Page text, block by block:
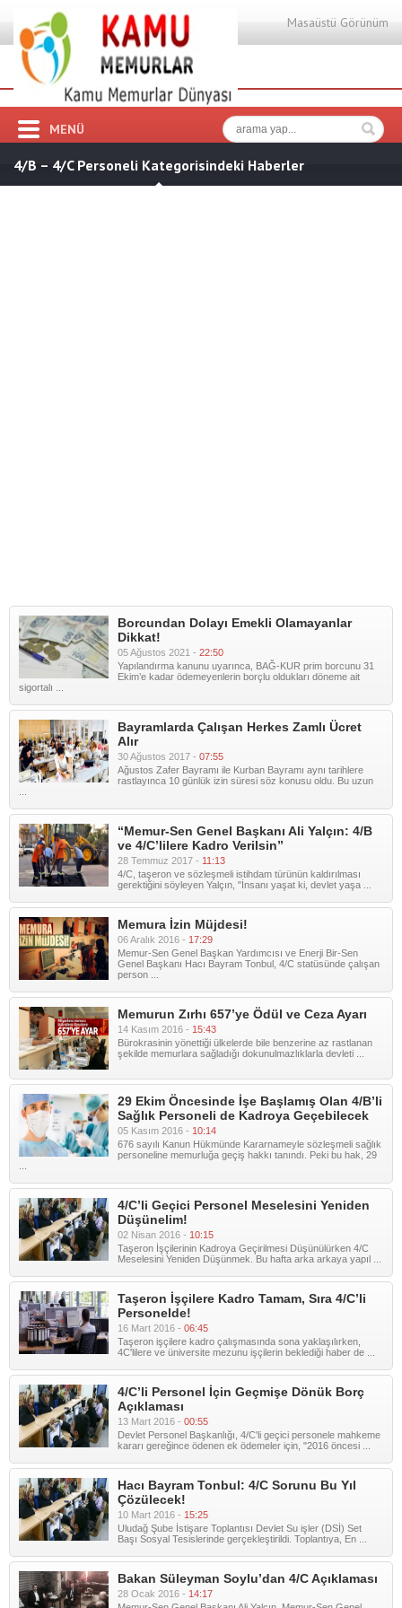
Masaüstü Görünüm
MENÜ
4/B – 4/C Personeli Kategorisindeki Haberler
Borcundan Dolayı Emekli Olamayanlar
Dikkat!
05 Ağustos 2021 - 22:50
Yapılandırma kanunu uyarınca, BAĞ-KUR prim borcunu 31
Ekim’e kadar ödemeyenlerin borçlu oldukları döneme ait
sigortalı ...
Bayramlarda Çalışan Herkes Zamlı Ücret
Alır
30 Ağustos 2017 - 07:55
Ağustos Zafer Bayramı ile Kurban Bayramı aynı tarihlere
rastlayınca 10 günlük izin süresi söz konusu oldu. Bu uzun
“Memur-Sen Genel Başkanı Ali Yalçın: 4/B
ve 4/C’lilere Kadro Verilsin”
28 Temmuz 2017 - 11:13
4/C, taşeron ve sözleşmeli istihdam türünün kaldırılması
gerektiğini söyleyen Yalçın, "İnsanı yaşat ki, devlet yaşa ...
Memura İzin Müjdesi!
06 Aralık 2016 - 17:29
Memur-Sen Genel Başkan Yardımcısı ve Enerji Bir-Sen
Genel Başkanı Hacı Bayram Tonbul, 4/C statüsünde çalışan
person ...
Memurun Zırhı 657’ye Ödül ve Ceza Ayarı
14 Kasım 2016 - 15:43
Bürokrasinin yönettiği ülkelerde bile benzerine az rastlanan
şekilde memurlara sağladığı dokunulmazlıklarla devleti ...
29 Ekim Öncesinde İşe Başlamış Olan 4/B’li
Sağlık Personeli de Kadroya Geçebilecek
05 Kasım 2016 - 10:14
676 sayılı Kanun Hükmünde Kararnameyle sözleşmeli sağlık
personeline memurluğa geçiş hakkı tanındı. Peki bu hak, 29
4/C’li Geçici Personel Meselesini Yeniden
Düşünelim!
02 Nisan 2016 - 10:15
Taşeron İşçilerinin Kadroya Geçirilmesi Düşünülürken 4/C
Meselesini Yeniden Düşünmek. Bu hafta arka arkaya yapıl ...
Taşeron İşçilere Kadro Tamam, Sıra 4/C’li
Personelde!
16 Mart 2016 - 06:45
Taşeron işçilere kadro çalışmasında sona yaklaşılırken,
4C'lilere ve üniversite mezunu işçilerin beklediği haber de ...
4/C’li Personel İçin Geçmişe Dönük Borç
Açıklaması
13 Mart 2016 - 00:55
Devlet Personel Başkanlığı, 4/C'li geçici personele mahkeme
kararı gereğince ödenen ek ödemeler için, "2016 öncesi ...
Hacı Bayram Tonbul: 4/C Sorunu Bu Yıl
Çözülecek!
10 Mart 2016 - 15:25
Uludağ Şube İstişare Toplantısı Devlet Su işler (DSİ) Set
Başı Sosyal Tesislerinde gerçekleştirildi. Toplantıya, En ...
Bakan Süleyman Soylu’dan 4/C Açıklaması
28 Ocak 2016 - 14:17